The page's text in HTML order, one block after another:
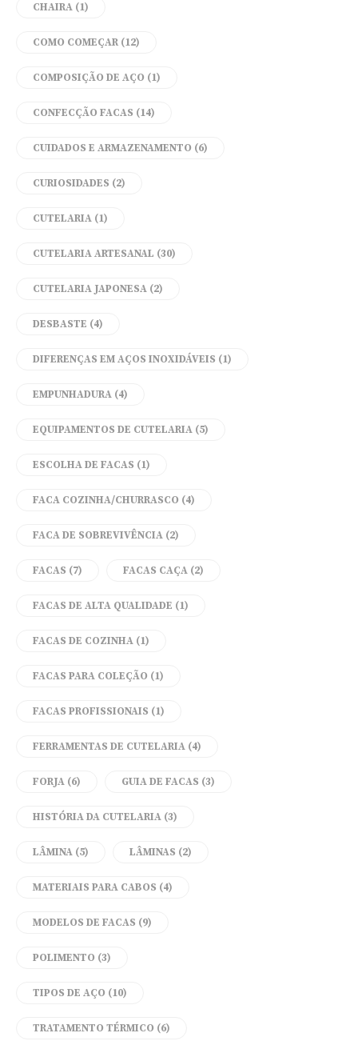
CHAIRA (1)
COMO COMEÇAR (12)
COMPOSIÇÃO DE AÇO (1)
CONFECÇÃO FACAS (14)
CUIDADOS E ARMAZENAMENTO (6)
CURIOSIDADES (2)
CUTELARIA (1)
CUTELARIA ARTESANAL (30)
CUTELARIA JAPONESA (2)
DESBASTE (4)
DIFERENÇAS EM AÇOS INOXIDÁVEIS (1)
EMPUNHADURA (4)
EQUIPAMENTOS DE CUTELARIA (5)
ESCOLHA DE FACAS (1)
FACA COZINHA/CHURRASCO (4)
FACA DE SOBREVIVÊNCIA (2)
FACAS (7) FACAS CAÇA (2)
FACAS DE ALTA QUALIDADE (1)
FACAS DE COZINHA (1)
FACAS PARA COLEÇÃO (1)
FACAS PROFISSIONAIS (1)
FERRAMENTAS DE CUTELARIA (4)
FORJA (6) GUIA DE FACAS (3)
HISTÓRIA DA CUTELARIA (3)
LÂMINA (5) LÂMINAS (2)
MATERIAIS PARA CABOS (4)
MODELOS DE FACAS (9)
POLIMENTO (3)
TIPOS DE AÇO (10)
TRATAMENTO TÉRMICO (6)